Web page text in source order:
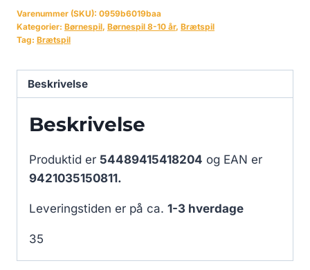
Varenummer (SKU): 0959b6019baa
Kategorier: Børnespil, Børnespil 8-10 år, Brætspil
Tag: Brætspil
Beskrivelse
Beskrivelse
Produktid er 54489415418204 og EAN er
9421035150811.
Leveringstiden er på ca. 1-3 hverdage
35